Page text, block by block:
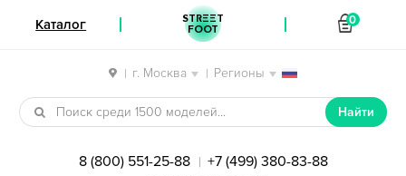
| г. Москва | Регионы
Перейти к навигации
Перейти к содержимому
Найти
8 (800) 551-25-88 | +7 (499) 380-83-88
Каталог STREET
FOOT
0